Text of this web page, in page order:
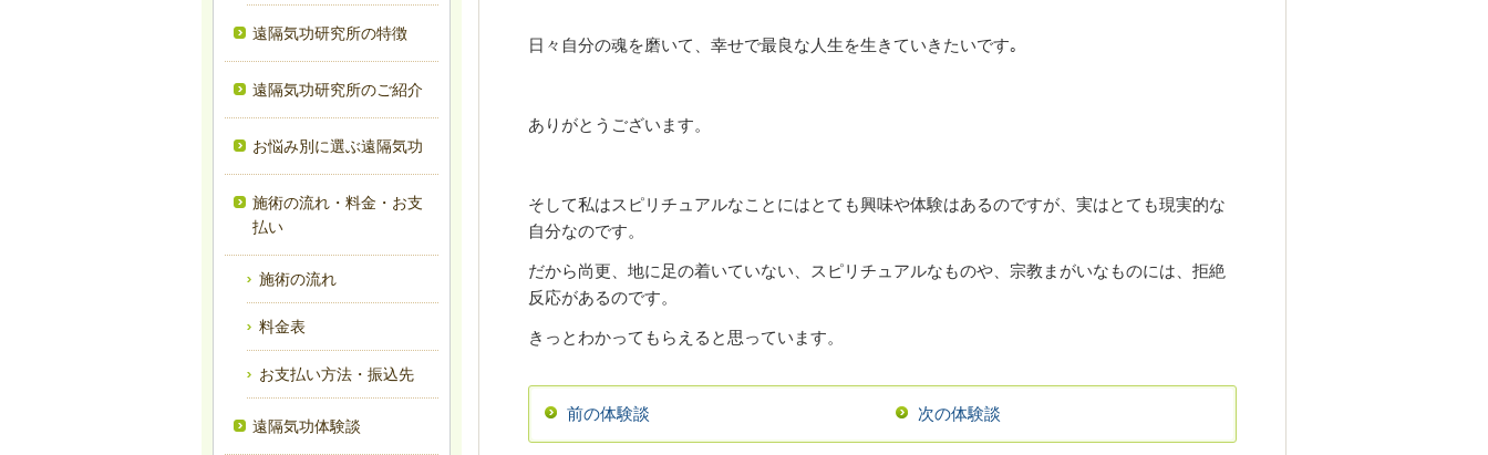
日々自分の魂を磨いて、幸せで最良な人生を生きていきたいです｡
ありがとうございます。
そして私はスピリチュアルなことにはとても興味や体験はあるのですが、実はとても現実的な
自分なのです。
だから尚更、地に足の着いていない、スピリチュアルなものや、宗教まがいなものには、拒絶
反応があるのです。
きっとわかってもらえると思っています。
前の体験談 次の体験談
遠隔気功研究所の特徴
遠隔気功研究所のご紹介
お悩み別に選ぶ遠隔気功
施術の流れ・料金・お支
払い
施術の流れ
料金表
お支払い方法・振込先
遠隔気功体験談